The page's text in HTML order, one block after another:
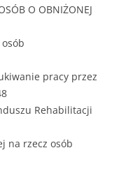
O OBNIŻONEJ
pracy przez
Rehabilitacji
na rzecz osób